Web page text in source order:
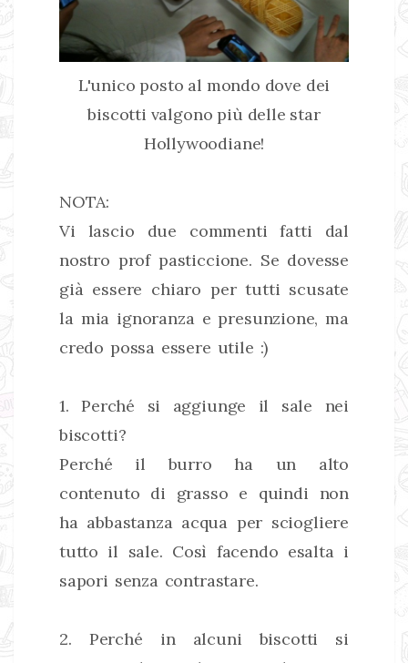
L'unico posto al mondo dove dei
biscotti valgono più delle star
Hollywoodiane!
NOTA:
Vi lascio due commenti fatti dal
nostro prof pasticcione. Se dovesse
già essere chiaro per tutti scusate
la mia ignoranza e presunzione, ma
credo possa essere utile :)
1. Perché si aggiunge il sale nei
biscotti?
Perché il burro ha un alto
contenuto di grasso e quindi non
ha abbastanza acqua per sciogliere
tutto il sale. Così facendo esalta i
sapori senza contrastare.
2. Perché in alcuni biscotti si